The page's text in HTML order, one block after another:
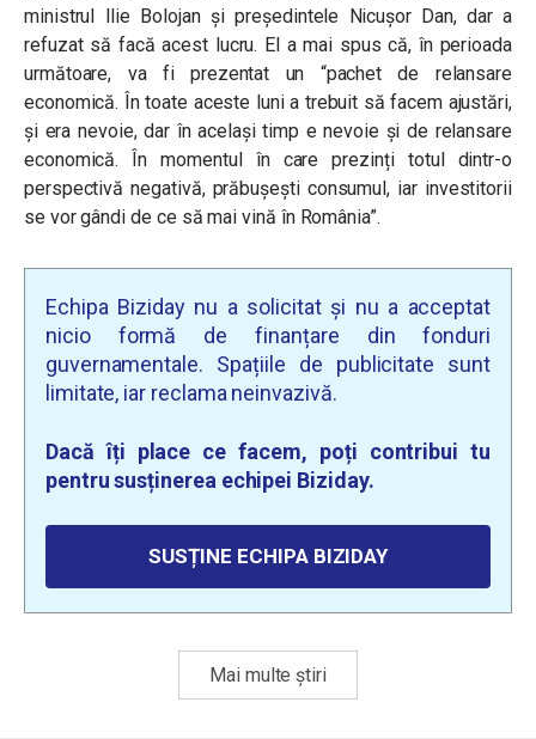
ministrul Ilie Bolojan și președintele Nicușor Dan, dar a
refuzat să facă acest lucru. El a mai spus că, în perioada
următoare, va fi prezentat un “pachet de relansare
economică. În toate aceste luni a trebuit să facem ajustări,
și era nevoie, dar în același timp e nevoie și de relansare
economică. În momentul în care prezinți totul dintr-o
perspectivă negativă, prăbușești consumul, iar investitorii
se vor gândi de ce să mai vină în România”.
Echipa Biziday nu a solicitat și nu a acceptat
nicio formă de finanțare din fonduri
guvernamentale. Spațiile de publicitate sunt
limitate, iar reclama neinvazivă.
Dacă îți place ce facem, poți contribui tu
pentru susținerea echipei Biziday.
SUSȚINE ECHIPA BIZIDAY
Mai multe știri